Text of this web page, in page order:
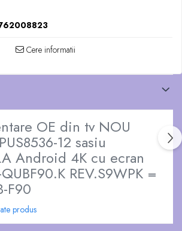
Cere informatii
OE din tv NOU
12 sasiu
Android 4K cu ecran
REV.S9WPK =
F90
produs